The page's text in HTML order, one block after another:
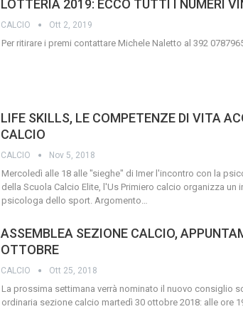
LOTTERIA 2019: ECCO TUTTI I NUMERI
CALCIO Ott 2, 2019
Per ritirare i premi contattare Michele Naletto al 392
LIFE SKILLS, LE COMPETENZE DI VITA
CALCIO
CALCIO Nov 5, 2018
Mercoledì alle 18 alle "sieghe" di Imer l'incontro con la
della Scuola Calcio Elite, l'Us Primiero calcio organizza un
psicologa dello sport. Argomento
ASSEMBLEA SEZIONE CALCIO,
OTTOBRE
CALCIO Ott 25, 2018
La prossima settimana verrà nominato il nuovo consiglio
ordinaria sezione calcio martedì 30 ottobre 2018: alle ore